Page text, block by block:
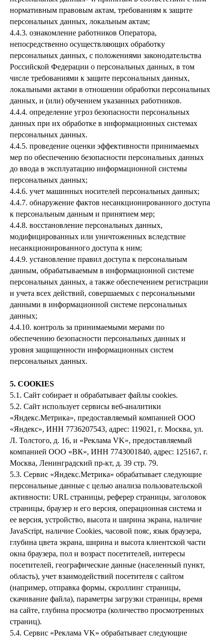
нормативным правовым актам, требованиям к защите
персональных данных, локальным актам;
4.4.3. ознакомление работников Оператора,
непосредственно осуществляющих обработку
персональных данных, с положениями законодательства
Российской Федерации о персональных данных, в том
числе требованиями к защите персональных данных,
локальными актами в отношении обработки персональных
данных, и (или) обучением указанных работников.
4.4.4. определение угроз безопасности персональных
данных при их обработке в информационных системах
персональных данных.
4.4.5. проведение оценки эффективности принимаемых
мер по обеспечению безопасности персональных данных
до ввода в эксплуатацию информационной системы
персональных данных;
4.4.6. учет машинных носителей персональных данных;
4.4.7. обнаружение фактов несанкционированного доступа
к персональным данным и принятием мер;
4.4.8. восстановление персональных данных,
модифицированных или уничтоженных вследствие
несанкционированного доступа к ним;
4.4.9. установление правил доступа к персональным
данным, обрабатываемым в информационной системе
персональных данных, а также обеспечением регистрации
и учета всех действий, совершаемых с персональными
данными в информационной системе персональных
данных;
4.4.10. контроль за принимаемыми мерами по
обеспечению безопасности персональных данных и
уровня защищенности информационных систем
персональных данных.
5. COOKIES
5.1. Сайт собирает и обрабатывает файлы cookies.
5.2. Сайт использует сервисы веб-аналитики
«Яндекс.Метрика», предоставляемый компанией ООО
«Яндекс», ИНН 7736207543, адрес: 119021, г. Москва, ул.
Л. Толстого, д. 16, и «Реклама VK», предоставляемый
компанией ООО «ВК», ИНН 7743001840, адрес: 125167, г.
Москва, Ленинградский пр-кт, д. 39 стр. 79.
5.3. Сервис «Яндекс.Метрика» обрабатывает следующие
персональные данные с целью анализа пользовательской
активности: URL страницы, реферер страницы, заголовок
страницы, браузер и его версия, операционная система и
ее версия, устройство, высота и ширина экрана, наличие
JavaScript, наличие Cookies, часовой пояс, язык браузера,
глубина цвета экрана, ширина и высота клиентской части
окна браузера, пол и возраст посетителей, интересы
посетителей, географические данные (населенный пункт,
область), учет взаимодействий посетителя с сайтом
(например, отправка формы, скроллинг страницы,
скачивание файла), параметры загрузки страницы, время
на сайте, глубина просмотра (количество просмотренных
страниц).
5.4. Сервис «Реклама VK» обрабатывает следующие